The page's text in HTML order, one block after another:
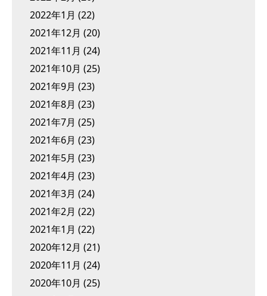
2022年1月 (22)
2021年12月 (20)
2021年11月 (24)
2021年10月 (25)
2021年9月 (23)
2021年8月 (23)
2021年7月 (25)
2021年6月 (23)
2021年5月 (23)
2021年4月 (23)
2021年3月 (24)
2021年2月 (22)
2021年1月 (22)
2020年12月 (21)
2020年11月 (24)
2020年10月 (25)